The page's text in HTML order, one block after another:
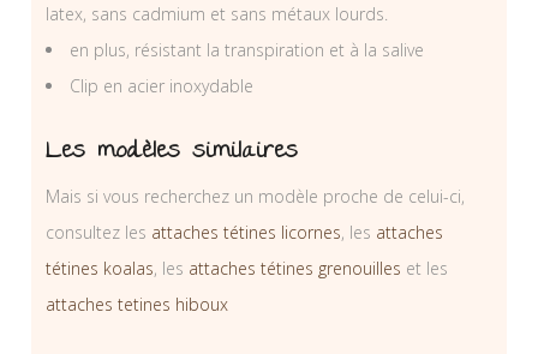
latex, sans cadmium et sans métaux lourds.
en plus, résistant la transpiration et à la salive
Clip en acier inoxydable
Les modèles similaires
Mais si vous recherchez un modèle proche de celui-ci,
consultez les attaches tétines licornes, les attaches
tétines koalas, les attaches tétines grenouilles et les
attaches tetines hiboux